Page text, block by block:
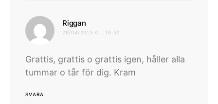
Riggan
29/04/2013 KL. 16:52
Grattis, grattis o grattis igen, håller alla
tummar o tår för dig. Kram
SVARA